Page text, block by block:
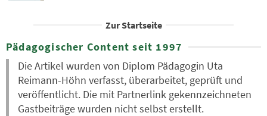
Zur Startseite
Pädagogischer Content seit 1997
Die Artikel wurden von Diplom Pädagogin Uta
Reimann-Höhn verfasst, überarbeitet, geprüft und
veröffentlicht. Die mit Partnerlink gekennzeichneten
Gastbeiträge wurden nicht selbst erstellt.